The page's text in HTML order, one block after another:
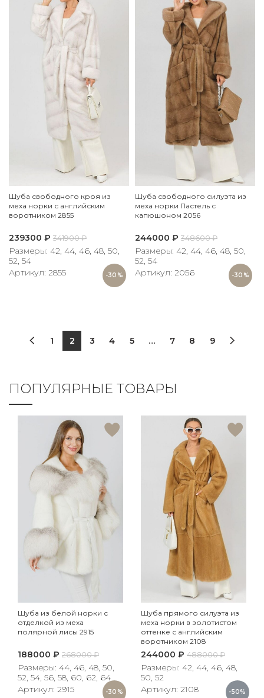
-30%
Шуба свободного кроя из
меха норки с английским
воротником 2855
239300 ₽ 341900₽
Размеры: 42, 44, 46, 48, 50,
52, 54
Артикул: 2855
-30%
Шуба свободного силуэта из
меха норки Пастель с
капюшоном 2056
244000 ₽ 348600₽
Размеры: 42, 44, 46, 48, 50,
52, 54
Артикул: 2056
1 2 3 4 5 … 7 8 9
ПОПУЛЯРНЫЕ ТОВАРЫ
-30%
Шуба из белой норки с
отделкой из меха
полярной лисы 2915
188000 ₽ 268000₽
Размеры: 44, 46, 48, 50,
52, 54, 56, 58, 60, 62, 64
Артикул: 2915
-50%
Шуба прямого силуэта из
меха норки в золотистом
оттенке с английским
воротником 2108
244000 ₽ 488000₽
Размеры: 42, 44, 46, 48,
50, 52
Артикул: 2108